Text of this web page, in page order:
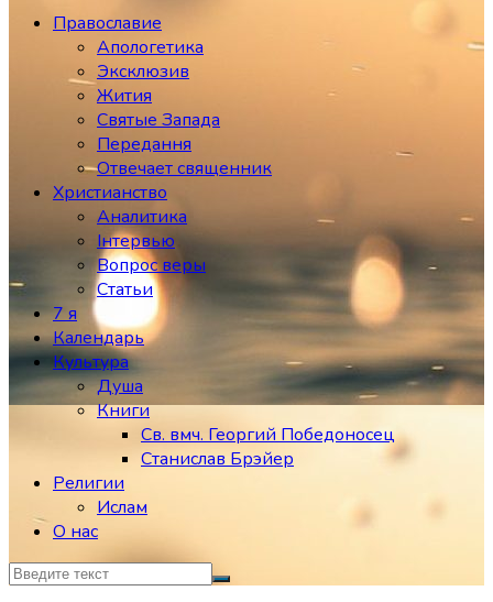
Православие
Апологетика
Эксклюзив
Жития
Святые Запада
Передання
Отвечает священник
Христианство
Аналитика
Інтервью
Вопрос веры
Статьи
7 я
Календарь
Культура
Душа
Книги
Св. вмч. Георгий Победоносец
Станислав Брэйер
Религии
Ислам
О нас